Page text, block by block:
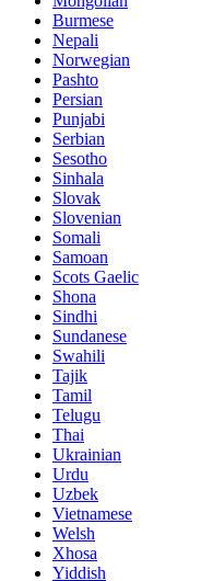
Burmese
Nepali
Norwegian
Pashto
Persian
Punjabi
Serbian
Sesotho
Sinhala
Slovak
Slovenian
Somali
Samoan
Scots Gaelic
Shona
Sindhi
Sundanese
Swahili
Tajik
Tamil
Telugu
Thai
Ukrainian
Urdu
Uzbek
Vietnamese
Welsh
Xhosa
Yiddish